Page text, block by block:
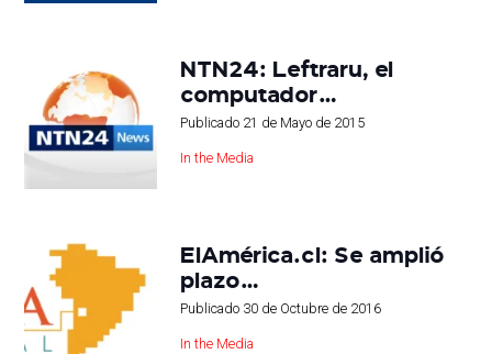
NTN24: Leftraru, el
computador…
Publicado 21 de Mayo de 2015
In the Media
ElAmérica.cl: Se amplió
plazo…
Publicado 30 de Octubre de 2016
In the Media